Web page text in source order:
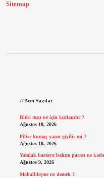
Sitemap
Son Yazılar
Bitki tozu ne için kullanılır ?
Ağustos 10, 2026
Pilise kumaş yazın giyilir mi ?
Ağustos 10, 2026
Yatalak hastaya bakım parası ne
Ağustos 9, 2026
Mahallileşme ne demek ?